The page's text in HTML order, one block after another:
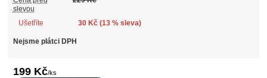
slevou
Ušetříte 30 Kč (13% sleva)
Nejsme plátci DPH
199 Kč/ks